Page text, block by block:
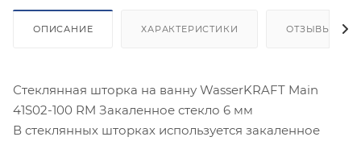
ОПИСАНИЕ ХАРАКТЕРИСТИКИ ОТЗЫВЫ
Стеклянная шторка на ванну WasserKRAFT Main
41S02-100 RM Закаленное стекло 6 мм
В стеклянных шторках используется закаленное